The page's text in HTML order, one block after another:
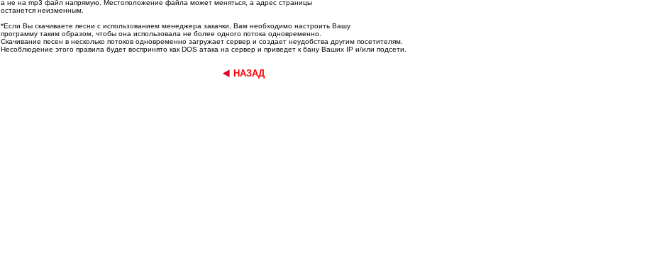
а не на mp3 файл напрямую. Местоположение файла может меняться, а адрес страницы
останется неизменным.
*Если Вы скачиваете песни с использованием менеджера закачки, Вам необходимо настроить Вашу
программу таким образом, чтобы она использовала не более одного потока одновременно.
Скачивание песен в несколько потоков одновременно загружает сервер и создает неудобства другим посетителям.
Несоблюдение этого правила будет воспринято как DOS атака на сервер и приведет к бану Ваших IP и/или подсети.
НАЗАД